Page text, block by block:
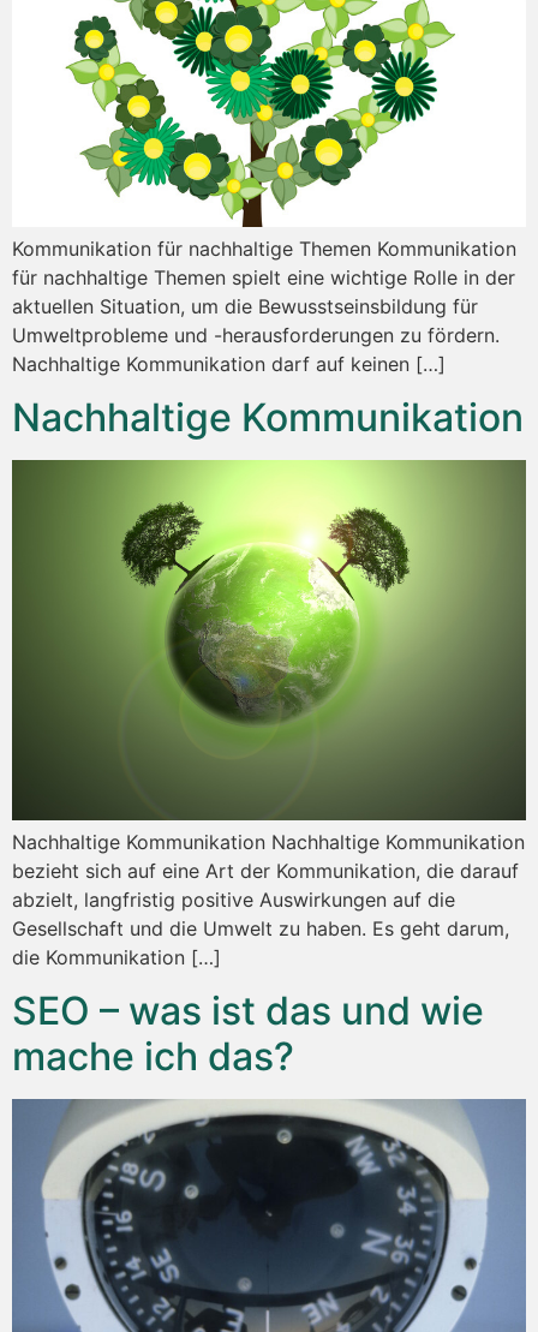
Kommunikation für nachhaltige Themen Kommunikation
für nachhaltige Themen spielt eine wichtige Rolle in der
aktuellen Situation, um die Bewusstseinsbildung für
Umweltprobleme und -herausforderungen zu fördern.
Nachhaltige Kommunikation darf auf keinen […]
Nachhaltige Kommunikation
Nachhaltige Kommunikation Nachhaltige Kommunikation
bezieht sich auf eine Art der Kommunikation, die darauf
abzielt, langfristig positive Auswirkungen auf die
Gesellschaft und die Umwelt zu haben. Es geht darum,
die Kommunikation […]
SEO – was ist das und wie
mache ich das?